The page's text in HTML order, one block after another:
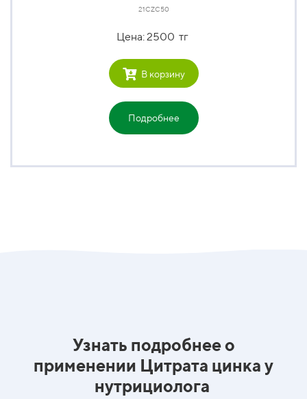
21CZC50
Цена: 2500 тг
В корзину
Подробнее
Узнать подробнее о
применении Цитрата цинка у
нутрициолога